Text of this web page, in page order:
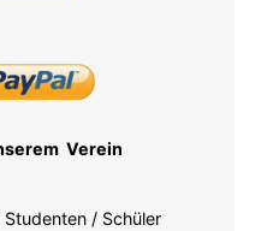
Verein
/ Schüler